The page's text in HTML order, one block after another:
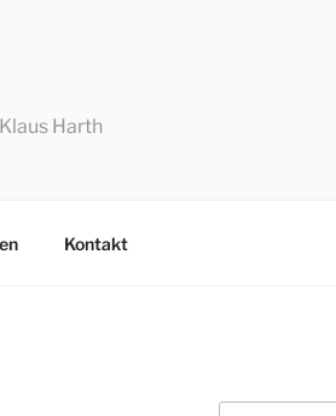
Harth
Kontakt